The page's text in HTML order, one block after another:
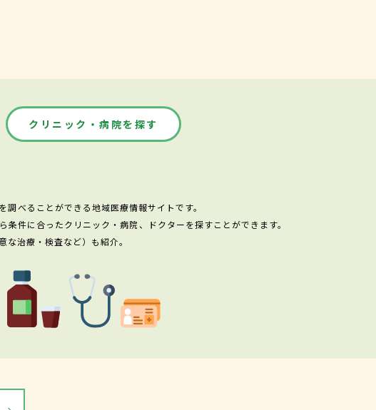
クリニック・病院を探す
べることができる地域医療情報サイトです。
件に合ったクリニック・病院、ドクターを探すことができます。
治療・検査など）も紹介。